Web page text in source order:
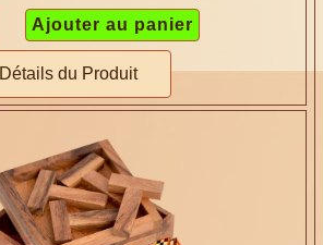
Détails du Produit